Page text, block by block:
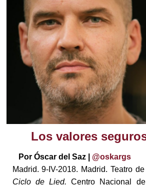
Los valores
Por Óscar del Saz | @oskargs
Madrid. 9-IV-2018. Madrid. Teatro
Ciclo de Lied.Centro Nacional